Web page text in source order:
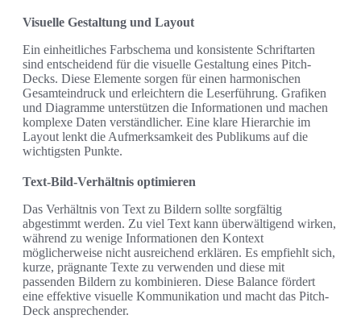
Visuelle Gestaltung und Layout
Ein einheitliches Farbschema und konsistente Schriftarten
sind entscheidend für die visuelle Gestaltung eines Pitch-
Decks. Diese Elemente sorgen für einen harmonischen
Gesamteindruck und erleichtern die Leserführung. Grafiken
und Diagramme unterstützen die Informationen und machen
komplexe Daten verständlicher. Eine klare Hierarchie im
Layout lenkt die Aufmerksamkeit des Publikums auf die
wichtigsten Punkte.
Text-Bild-Verhältnis optimieren
Das Verhältnis von Text zu Bildern sollte sorgfältig
abgestimmt werden. Zu viel Text kann überwältigend wirken,
während zu wenige Informationen den Kontext
möglicherweise nicht ausreichend erklären. Es empfiehlt sich,
kurze, prägnante Texte zu verwenden und diese mit
passenden Bildern zu kombinieren. Diese Balance fördert
eine effektive visuelle Kommunikation und macht das Pitch-
Deck ansprechender.